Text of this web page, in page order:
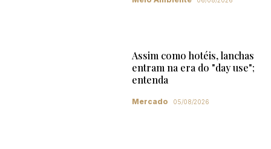
Assim como hotéis, lanchas
entram na era do "day use";
entenda
Mercado 05/08/2026